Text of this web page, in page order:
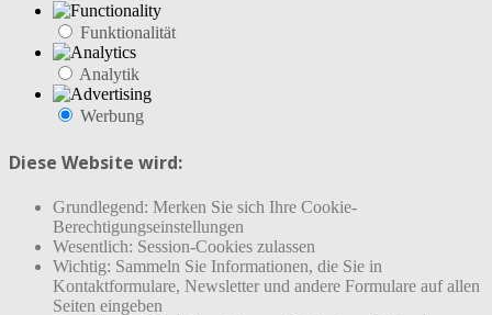
Funktionalität
Analytik
Werbung
Diese Website wird:
Grundlegend: Merken Sie sich Ihre Cookie-
Berechtigungseinstellungen
Wesentlich: Session-Cookies zulassen
Wichtig: Sammeln Sie Informationen, die Sie in
Kontaktformulare, Newsletter und andere Formulare auf allen
Seiten eingeben